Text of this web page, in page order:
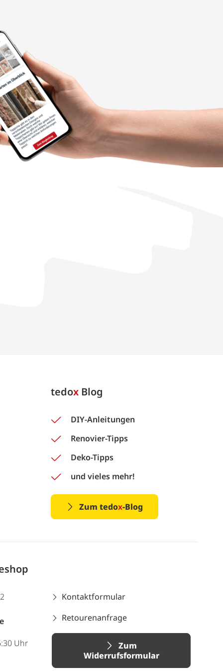
tedox Blog
DIY-Anleitungen
Renovier-Tipps
Deko-Tipps
und vieles mehr!
Zum tedox-Blog
Uhr
Kontaktformular
Retourenanfrage
Zum
Widerrufsformular